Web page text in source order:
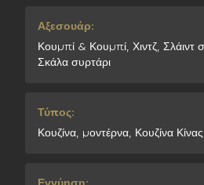
Αξεσουάρ:
Κουμπί & Κουμπί, Χιντζ, Σλάιντ
Σκάλα συρτάρι
Τύπος:
Κουζίνα, μοντέρνα, Κουζίνα